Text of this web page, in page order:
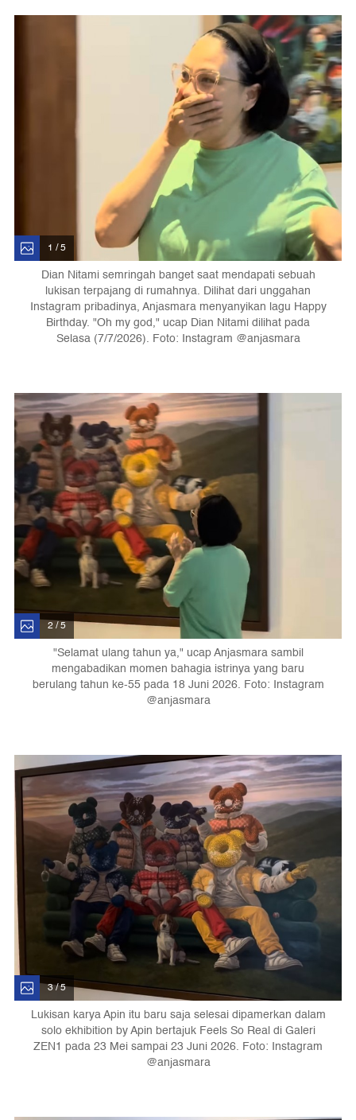
1 / 5
Dian Nitami semringah banget saat mendapati sebuah
lukisan terpajang di rumahnya. Dilihat dari unggahan
Instagram pribadinya, Anjasmara menyanyikan lagu Happy
Birthday. "Oh my god," ucap Dian Nitami dilihat pada
Selasa (7/7/2026). Foto: Instagram @anjasmara
2 / 5
"Selamat ulang tahun ya," ucap Anjasmara sambil
mengabadikan momen bahagia istrinya yang baru
berulang tahun ke-55 pada 18 Juni 2026. Foto: Instagram
@anjasmara
3 / 5
Lukisan karya Apin itu baru saja selesai dipamerkan dalam
solo ekhibition by Apin bertajuk Feels So Real di Galeri
ZEN1 pada 23 Mei sampai 23 Juni 2026. Foto: Instagram
@anjasmara